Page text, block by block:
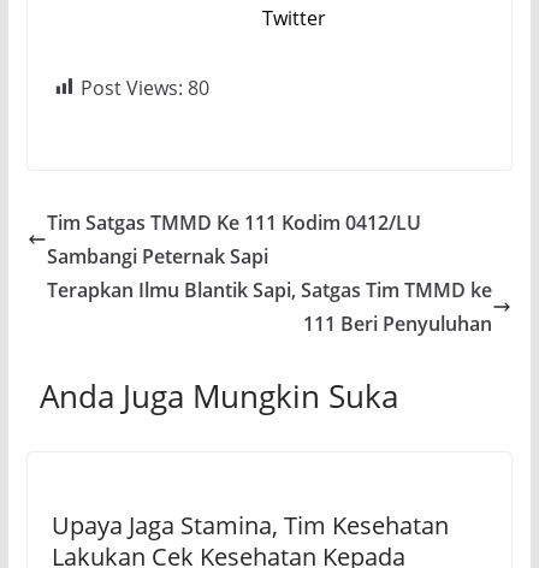
Twitter
Post Views: 80
Tim Satgas TMMD Ke 111 Kodim 0412/LU
Sambangi Peternak Sapi
Terapkan Ilmu Blantik Sapi, Satgas Tim TMMD ke
111 Beri Penyuluhan
Anda Juga Mungkin Suka
Upaya Jaga Stamina, Tim Kesehatan
Lakukan Cek Kesehatan Kepada